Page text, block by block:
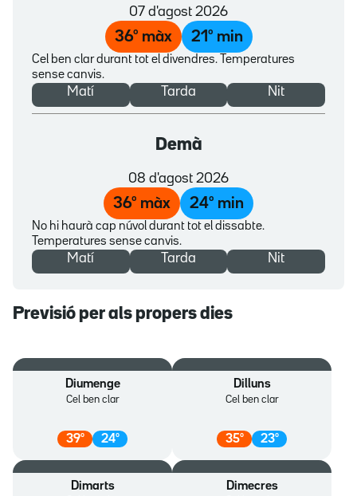
07 d'agost 2026
36º màx 21º min
Cel ben clar durant tot el divendres. Temperatures
sense canvis.
Matí Tarda Nit
Demà
08 d'agost 2026
36º màx 24º min
No hi haurà cap núvol durant tot el dissabte.
Temperatures sense canvis.
Matí Tarda Nit
Previsió per als propers dies
Diumenge
Cel ben clar
39º 24º
Dilluns
Cel ben clar
35º 23º
Dimarts Dimecres